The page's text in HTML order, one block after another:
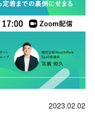
2023.02.02